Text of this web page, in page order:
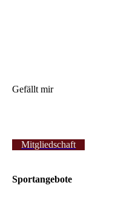
Gefällt mir
Mitgliedschaft
Sportangebote